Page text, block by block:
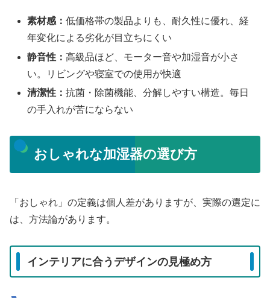
素材感：低価格帯の製品よりも、耐久性に優れ、経
年変化による劣化が目立ちにくい
静音性：高級品ほど、モーター音や加湿音が小さ
い。リビングや寝室での使用が快適
清潔性：抗菌・除菌機能、分解しやすい構造。毎日
の手入れが苦にならない
おしゃれな加湿器の選び方
「おしゃれ」の定義は個人差がありますが、実際の選定に
は、方法論があります。
インテリアに合うデザインの見極め方